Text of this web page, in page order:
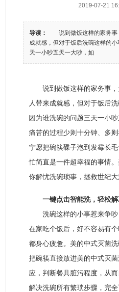
2019-07-21
导读：
说到做饭这样的家务事
成就感，但对于饭后洗碗这样的
天一小吵五天一大吵，如
说到做饭这样的家务事，
人带来成就感，但对于饭后
因为谁洗碗的问题三天一小
痛苦的过程少则十分钟、多
宁愿把碗筷碟子泡到发霉长
忙简直是一件超幸福的事情
你解忧洗碗琐事，拯救世纪大
一键点击智能洗，轻松解
洗碗这样的小事惹来争吵
在家吃个饭后，好不容易有
都身心疲惫。美的中式灭菌
把碗筷直接放进美的中式灭
应，判断餐具脏污程度，从
解决洗碗所有繁琐步骤，完